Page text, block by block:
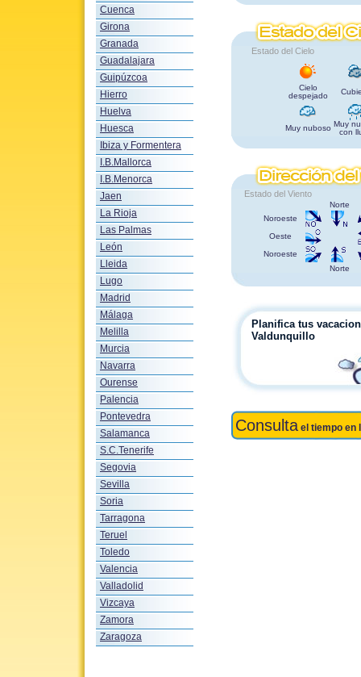
Cuenca
Girona
Granada
Guadalajara
Guipúzcoa
Hierro
Huelva
Huesca
Ibiza y Formentera
I.B.Mallorca
I.B.Menorca
Jaen
La Rioja
Las Palmas
León
Lleida
Lugo
Madrid
Málaga
Melilla
Murcia
Navarra
Ourense
Palencia
Pontevedra
Salamanca
S.C.Tenerife
Segovia
Sevilla
Soria
Tarragona
Teruel
Toledo
Valencia
Valladolid
Vizcaya
Zamora
Zaragoza
Estado del Cielo
Cielo
despejado
Muy nuboso Muy
con
Estado del Viento
Norte
Noroeste
Oeste
Noroeste
Norte
Planifica tus
Valdunquillo
Consulta el tiempo en